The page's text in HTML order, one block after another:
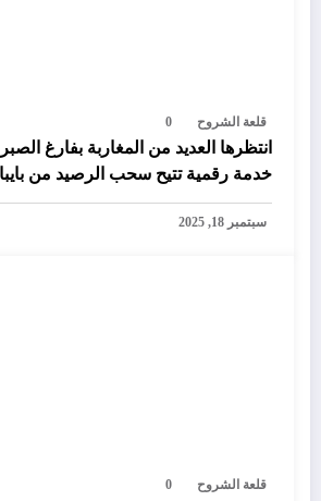
قلعة الشروح 0
انتظرها العديد من المغاربة بفارغ
خدمة رقمية تتيح سحب الرصيد من
المغرب
سبتمبر 18, 2025
قلعة الشروح 0